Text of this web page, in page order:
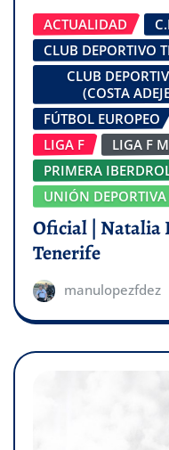
ACTUALIDAD
CLUB DEPORTIVO
CLUB
(COSTA
FÚTBOL EUROPEO
LIGA F
LIGA F
PRIMERA
UNIÓN
Oficial | Natalia
Tenerife
manulopezfdez